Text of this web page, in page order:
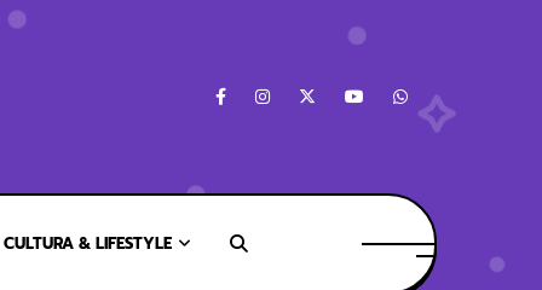
CULTURA & LIFESTYLE